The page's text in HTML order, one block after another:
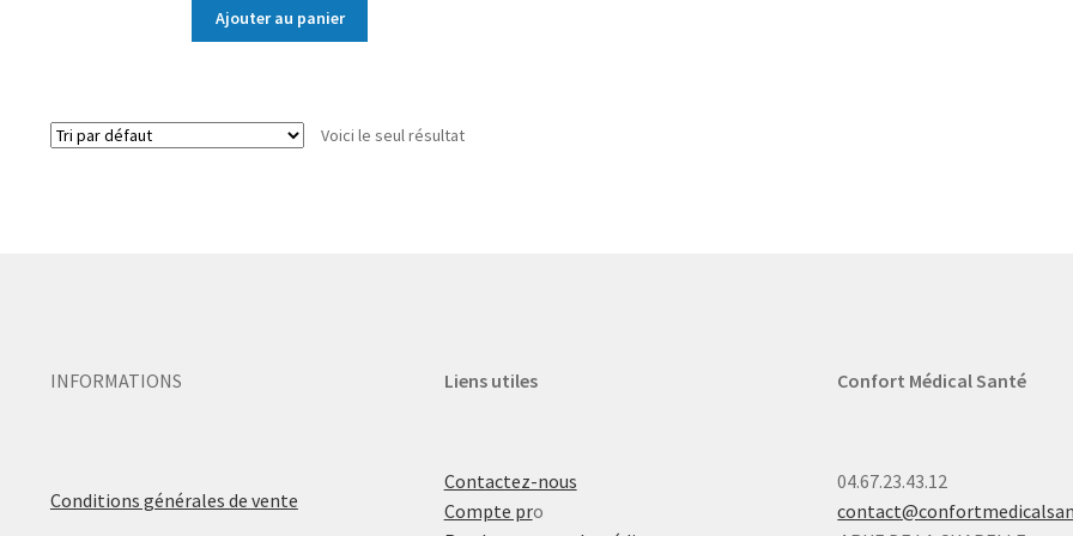
Ajouter au panier
Voici le seul résultat
INFORMATIONS
Conditions générales de vente
Liens utiles
Contactez-nous
Compte pro
Confort Médical Santé
04.67.23.43.12